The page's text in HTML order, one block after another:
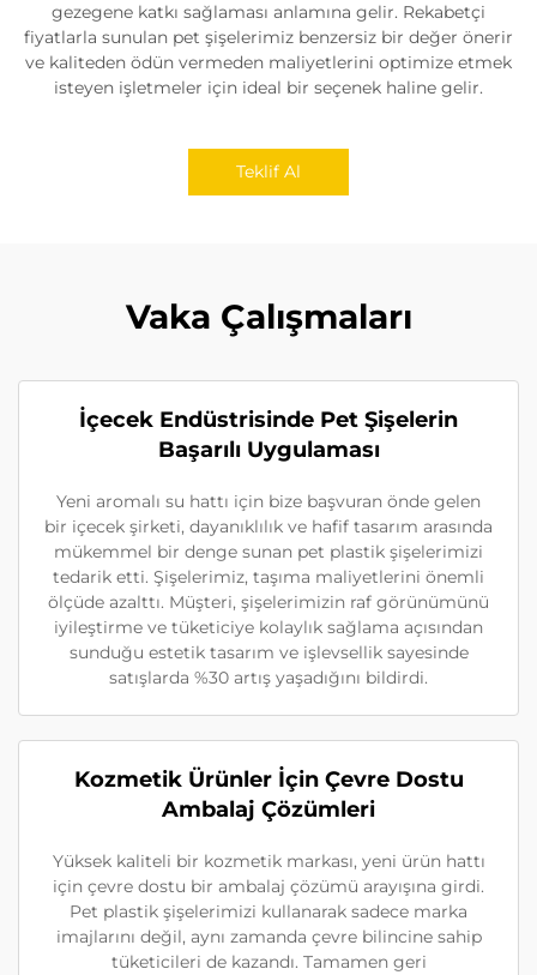
gezegene katkı sağlaması anlamına gelir. Rekabetçi
fiyatlarla sunulan pet şişelerimiz benzersiz bir değer önerir
ve kaliteden ödün vermeden maliyetlerini optimize etmek
isteyen işletmeler için ideal bir seçenek haline gelir.
Teklif Al
Vaka Çalışmaları
İçecek Endüstrisinde Pet Şişelerin
Başarılı Uygulaması
Yeni aromalı su hattı için bize başvuran önde gelen
bir içecek şirketi, dayanıklılık ve hafif tasarım arasında
mükemmel bir denge sunan pet plastik şişelerimizi
tedarik etti. Şişelerimiz, taşıma maliyetlerini önemli
ölçüde azalttı. Müşteri, şişelerimizin raf görünümünü
iyileştirme ve tüketiciye kolaylık sağlama açısından
sunduğu estetik tasarım ve işlevsellik sayesinde
satışlarda %30 artış yaşadığını bildirdi.
Kozmetik Ürünler İçin Çevre Dostu
Ambalaj Çözümleri
Yüksek kaliteli bir kozmetik markası, yeni ürün hattı
için çevre dostu bir ambalaj çözümü arayışına girdi.
Pet plastik şişelerimizi kullanarak sadece marka
imajlarını değil, aynı zamanda çevre bilincine sahip
tüketicileri de kazandı. Tamamen geri